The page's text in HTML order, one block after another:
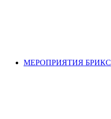
МЕРОПРИЯТИЯ БРИКС